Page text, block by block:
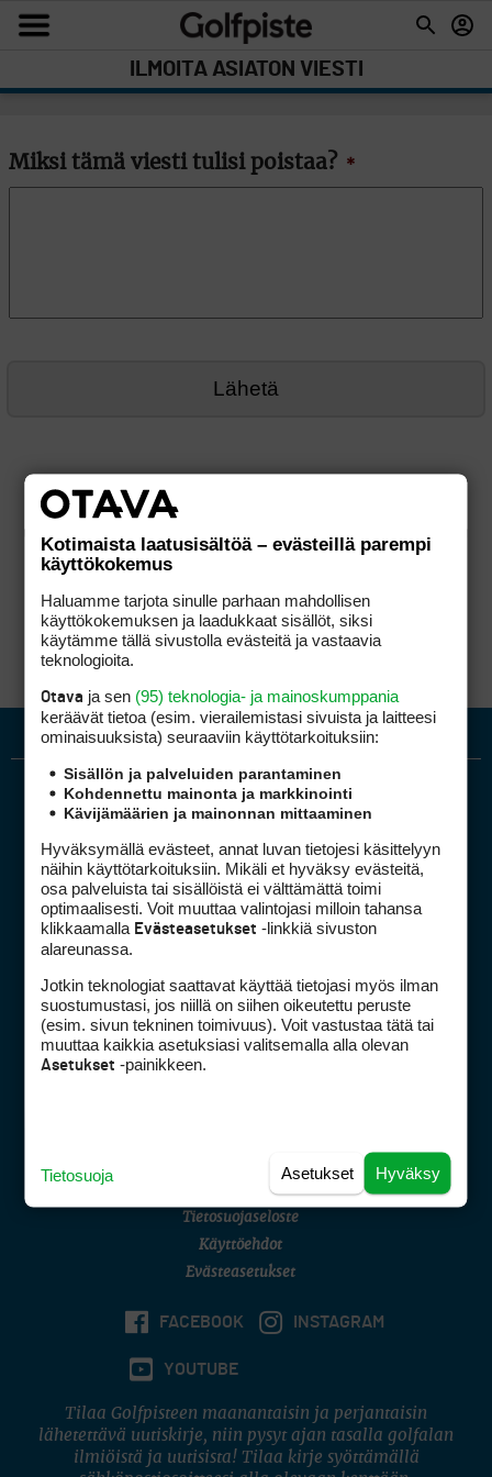
ILMOITA ASIATON VIESTI
Miksi tämä viesti tulisi poistaa? *
Golfpiste mediakortti
Golfpisteen yhteystiedot
DSA avoimuusraportti
Asiakaspalvelu
(digi) digi@otavamedia.fi
Tietosuojaseloste
Käyttöehdot
Evästeasetukset
FACEBOOK INSTAGRAM
YOUTUBE
Tilaa Golfpisteen maanantaisin ja perjantaisin
lähetettävä uutiskirje, niin pysyt ajan tasalla golfalan
ilmiöistä ja uutisista! Tilaa kirje syöttämällä
Kotimaista laatusisältöä – evästeillä parempi
käyttökokemus
Haluamme tarjota sinulle parhaan mahdollisen
käyttökokemuksen ja laadukkaat sisällöt, siksi
käytämme tällä sivustolla evästeitä ja vastaavia
teknologioita.
Otava ja sen (95) teknologia- ja mainoskumppania
keräävät tietoa (esim. vierailemis­tasi sivuista ja laitteesi
ominaisuuk­sista) seuraaviin käyttötarkoituksiin:
Sisällön ja palveluiden parantaminen
Kohdennettu mainonta ja markkinointi
Kävijämäärien ja mainonnan mittaaminen
Hyväksymällä evästeet, annat luvan tietojesi käsittelyyn
näihin käyttötarkoituksiin. Mikäli et hyväksy evästeitä,
osa palveluista tai sisällöistä ei välttämättä toimi
optimaalisesti. Voit muuttaa valintojasi milloin tahansa
klikkaamalla Evästeasetukset -linkkiä sivuston
alareunassa.
Jotkin teknologiat saattavat käyttää tietojasi myös ilman
suostumustasi, jos niillä on siihen oikeutettu peruste
(esim. sivun tekninen toimivuus). Voit vastustaa tätä tai
muuttaa kaikkia asetuksiasi valitsemalla alla olevan
Asetukset -painikkeen.
Hyväksy
Asetukset
Tietosuoja